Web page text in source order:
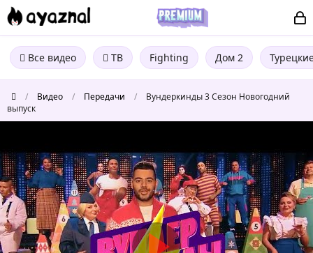
Все видео ТВ Fighting Дом 2
/ Видео / Передачи /
Вундеркинды 3 Сезон Новогодний
выпуск
3
Сезон
Новогодний
выпуск